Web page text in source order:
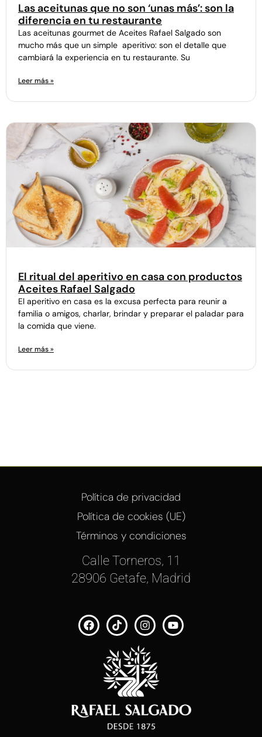
Las aceitunas que no son ‘unas más’: son la
diferencia en tu restaurante
Las aceitunas gourmet de Aceites Rafael Salgado son
mucho más que un simple aperitivo: son el detalle que
cambiará la experiencia en tu restaurante. Su
Leer más »
El ritual del aperitivo en casa con productos
Aceites Rafael Salgado
El aperitivo en casa es la excusa perfecta para reunir a
familia o amigos, charlar, brindar y preparar el paladar para
la comida que viene.
Leer más »
Calle Torneros, 11
28906 Getafe, Madrid
Política de privacidad
Política de cookies (UE)
Términos y condiciones